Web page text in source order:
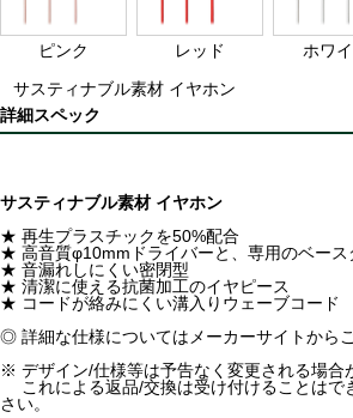
ピンク レッド
ホワ
サスティナブル素材 イヤホン
詳細スペック
サスティナブル素材 イヤホン
★ 再生プラスチックを50%配合
★ 高音質φ10mmドライバーと、専用のベース
★ 音漏れしにくい密閉型
★ 清潔に使える抗菌加工のイヤピース
★ コードが絡みにくい溝入りウェーブコード
◎ 詳細な仕様についてはメーカーサイトから
※ デザイン/仕様等は予告なく変更される場合
これによる返品/交換は受け付けることはで
さい。